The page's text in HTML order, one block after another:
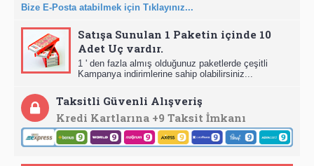
Bize E-Posta atabilmek için Tıklayınız...
Satışa Sunulan 1 Paketin içinde 10
Adet Uç vardır.
1 ' den fazla almış olduğunuz paketlerde çeşitli
Kampanya indirimlerine sahip olabilirsiniz...
Taksitli Güvenli Alışveriş
Kredi Kartlarına +9 Taksit İmkanı